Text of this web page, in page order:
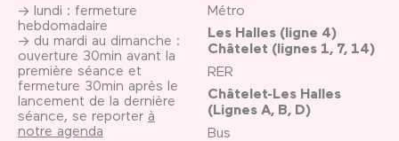
→ lundi : fermeture
hebdomadaire
→ du mardi au dimanche :
ouverture 30min avant la
première séance et
fermeture 30min après le
lancement de la dernière
séance, se reporter à
notre agenda
Métro
Les Halles (ligne 4)
Châtelet (lignes 1, 7, 14)
RER
Châtelet-Les Halles
(Lignes A, B, D)
Bus